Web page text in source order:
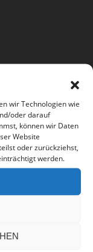
wir Technologien wie
oder darauf
können wir Daten
Website
oder zurückziehst,
werden.